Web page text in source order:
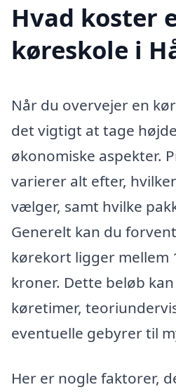
Hvad koster
køreskole i
Når du overvejer en
det vigtigt at tage
økonomiske aspekter.
varierer alt efter,
vælger, samt hvilke
Generelt kan du
kørekort ligger mellem
kroner. Dette beløb
køretimer,
eventuelle gebyrer til
Her er nogle faktorer,